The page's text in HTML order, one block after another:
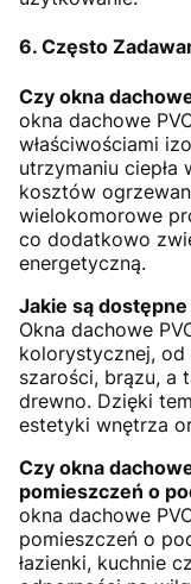
6. Często
Czy okna
okna dachowe
właściwościami
utrzymaniu ciepła
kosztów
wielokomorowe
co dodatkowo
energetyczną.
Jakie są
Okna dachowe
kolorystycznej,
szarości, brązu, a
drewno. Dzięki
estetyki wnętrza
Czy okna
pomieszczeń o
okna dachowe
pomieszczeń o
łazienki, kuchnie